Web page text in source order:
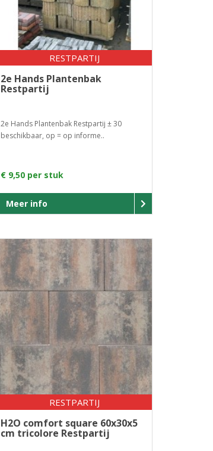
RESTPARTIJ
2e Hands Plantenbak
Restpartij
2e Hands Plantenbak Restpartij ± 30
beschikbaar, op = op informe..
€ 9,50 per stuk
Meer info
RESTPARTIJ
H2O comfort square 60x30x5
cm tricolore Restpartij